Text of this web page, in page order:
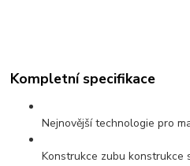
Kompletní specifikace
Nejnovější technologie pro
Konstrukce zubu konstrukce